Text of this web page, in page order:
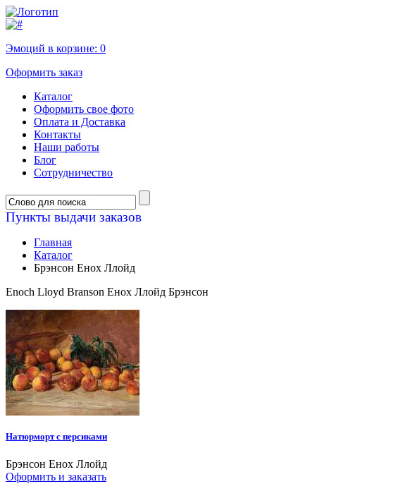
Эмоций в корзине: 0
Оформить заказ
Каталог
Оформить свое фото
Оплата и Доставка
Контакты
Наши работы
Блог
Сотрудничество
Пункты выдачи заказов
Главная
Каталог
Брэнсон Енох Ллойд
Enoch Lloyd Branson Енох Ллойд Брэнсон
Натюрморт с персиками
Брэнсон Енох Ллойд
Оформить и заказать